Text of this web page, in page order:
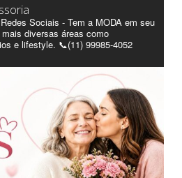
Sociais - Tem a MODA em seu
diversas áreas como
e lifestyle. 📞(11) 99985-4052